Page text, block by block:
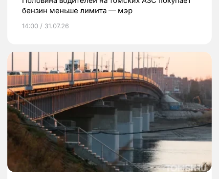
бензин меньше лимита — мэр
14:00 / 31.07.26